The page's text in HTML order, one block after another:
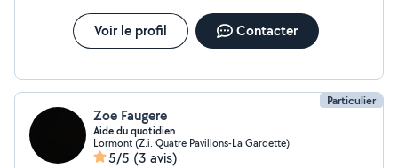
Voir le profil Contacter
Particulier
Zoe Faugere
Aide du quotidien
Lormont (Z.i. Quatre Pavillons-La Gardette)
5/5 (3 avis)